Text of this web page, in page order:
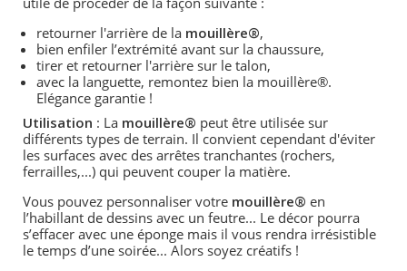
retourner l'arrière de la mouillère®,
bien enfiler l’extrémité avant sur la chaussure,
tirer et retourner l'arrière sur le talon,
avec la languette, remontez bien la mouillère®.
Elégance garantie !
Utilisation : La mouillère® peut être utilisée sur
différents types de terrain. Il convient cependant d'éviter
les surfaces avec des arrêtes tranchantes (rochers,
ferrailles,...) qui peuvent couper la matière.
Vous pouvez personnaliser votre mouillère® en
l’habillant de dessins avec un feutre... Le décor pourra
s’effacer avec une éponge mais il vous rendra irrésistible
le temps d’une soirée... Alors soyez créatifs !